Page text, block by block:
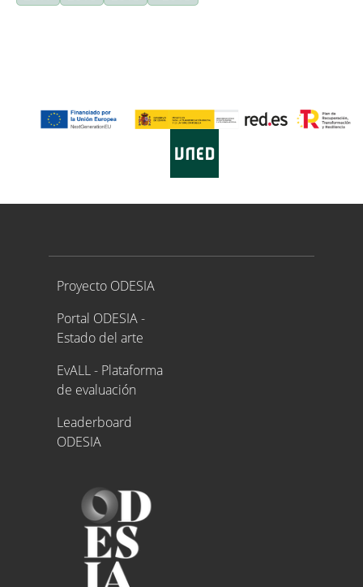
Proyecto ODESIA
Proyecto ODESIA
Portal ODESIA -
Estado del arte
EvALL - Plataforma
de evaluación
Leaderboard
ODESIA